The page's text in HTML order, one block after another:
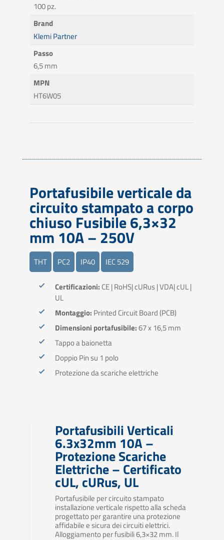
100 pz.
Brand
Klemi Partner
Passo
6,5 mm
MPN
HT6W05
Portafusibile verticale da
circuito stampato a corpo
chiuso Fusibile 6,3×32
mm 10A – 250V
THT PC2 IP40 IEC 529
Certificazioni: CE | RoHS| cURus | VDA| cUL |
UL
Montaggio: Printed Circuit Board (PCB)
Dimensioni portafusibile:67 x 16,5 mm
Tappo a baionetta
Doppio Pin su 1 polo
Protezione da scariche elettriche
Portafusibili Verticali
6.3x32mm 10A –
Protezione Scariche
Elettriche – Certificato
cUL, cURus, UL
Portafusibile per circuito stampato
installazione verticale rispetto alla scheda
progettato per garantire una protezione
affidabile e sicura dei circuiti elettrici.
Alloggiamento per fusibili 6,3×32 mm. Il